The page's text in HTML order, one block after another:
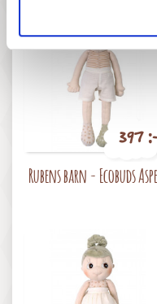
397
Rubens barn - Ecobuds